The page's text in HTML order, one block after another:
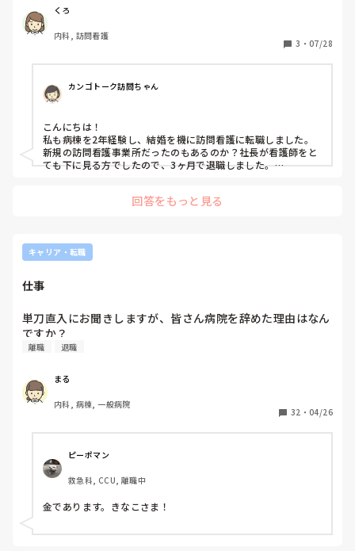
私と同じように短期間で離職されている方はいらっしゃいま
すか？
また、短期間で離職後転職に不利だと感じた方はいらっしゃ
いますか？どのように転職活動を乗り越えたか教えて頂きた
いです。
くろ
内科, 訪問看護
3 ・ 07/28
カンゴトーク訪問ちゃん
こんにちは！
私も病棟を2年経験し、結婚を機に訪問看護に転職しました。
新規の訪問看護事業所だったのもあるのか？社長が看護師をと
ても下に見る方でしたので、3ヶ月で退職しました。
短期離職が続いたので、長く勤めたいと思い信頼できる看護師
参考になるかわかりませんが、、
応援しています！
回答をもっと見る
キャリア・転職
仕事
単刀直入にお聞きしますが、皆さん病院を辞めた理由はなん
ですか？
離職 退職
まる
内科, 病棟, 一般病院
32 ・ 04/26
ピーポマン
救急科, CCU, 離職中
金であります。きなこさま！